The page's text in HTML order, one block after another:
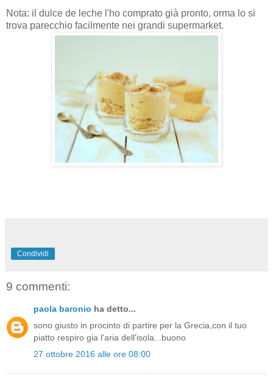
Nota: il dulce de leche l'ho comprato già pronto, orma lo si
trova parecchio facilmente nei grandi supermarket.
Condividi
9 commenti:
paola baronio ha detto...
sono giusto in procinto di partire per la Grecia,con il tuo
piatto respiro gia l'aria dell'isola...buono
27 ottobre 2016 alle ore 08:00